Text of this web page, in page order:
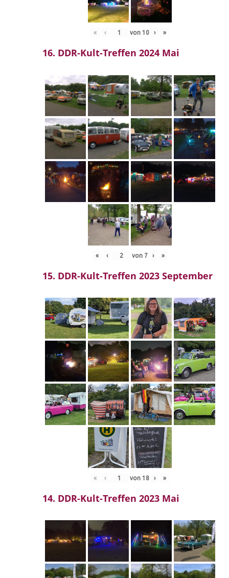
« ‹ von 10 › »
16. DDR-Kult-Treffen 2024 Mai
« ‹ von 7 › »
15. DDR-Kult-Treffen 2023 September
« ‹ von 18 › »
14. DDR-Kult-Treffen 2023 Mai